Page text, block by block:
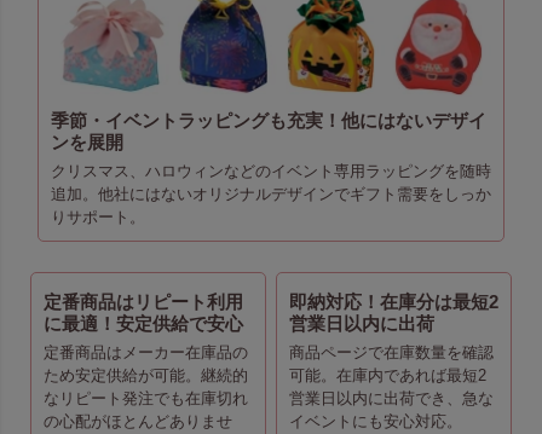
季節・イベントラッピングも充実！他にはないデザイ
ンを展開
クリスマス、ハロウィンなどのイベント専用ラッピングを随時
追加。他社にはないオリジナルデザインでギフト需要をしっか
りサポート。
定番商品はリピート利用
に最適！安定供給で安心
定番商品はメーカー在庫品の
ため安定供給が可能。継続的
なリピート発注でも在庫切れ
の心配がほとんどありませ
即納対応！在庫分は最短2
営業日以内に出荷
商品ページで在庫数量を確認
可能。在庫内であれば最短2
営業日以内に出荷でき、急な
イベントにも安心対応。